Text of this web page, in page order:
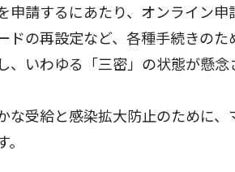
請するにあたり、オンライン
ドの再設定など、各種手続きの
、いわゆる「三密」の状態が懸念
受給と感染拡大防止のために